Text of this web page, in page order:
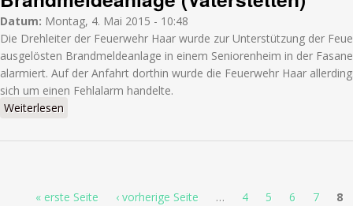
Datum: Montag, 4. Mai 2015 - 10:48
Die Drehleiter der Feuerwehr Haar wurde zur Unterstützung der
ausgelösten Brandmeldeanlage in einem Seniorenheim in der
alarmiert. Auf der Anfahrt dorthin wurde die Feuerwehr Haar
sich um einen Fehlalarm handelte.
Weiterlesen
« erste Seite ‹ vorherige Seite … 4 5 6 7
8